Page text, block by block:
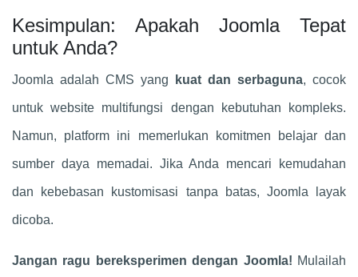
Kesimpulan: Apakah Joomla Tepat
untuk Anda?
Joomla adalah CMS yang kuat dan serbaguna, cocok
untuk website multifungsi dengan kebutuhan kompleks.
Namun, platform ini memerlukan komitmen belajar dan
sumber daya memadai. Jika Anda mencari kemudahan
dan kebebasan kustomisasi tanpa batas, Joomla layak
dicoba.
Jangan ragu bereksperimen dengan Joomla! Mulailah